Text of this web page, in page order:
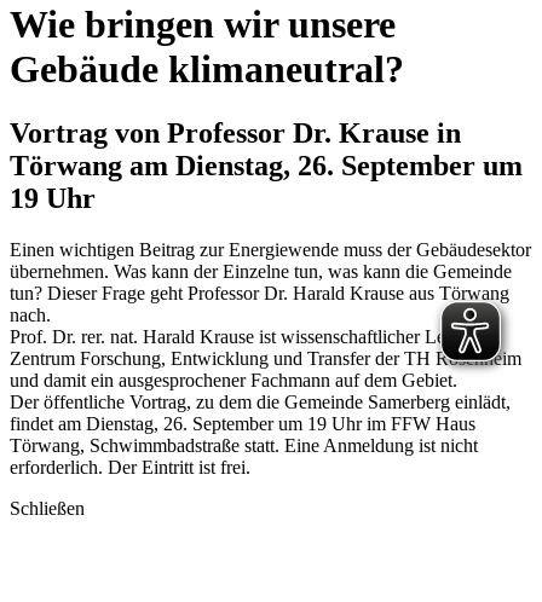
Wie bringen wir unsere
Gebäude klimaneutral?
Vortrag von Professor Dr. Krause in
Törwang am Dienstag, 26. September um
19 Uhr
Einen wichtigen Beitrag zur Energiewende muss der Gebäudesektor
übernehmen. Was kann der Einzelne tun, was kann die Gemeinde
tun? Dieser Frage geht Professor Dr. Harald Krause aus Törwang
nach.
Prof. Dr. rer. nat. Harald Krause ist wissenschaftlicher Leiter
Zentrum Forschung, Entwicklung und Transfer der TH Rosenheim
und damit ein ausgesprochener Fachmann auf dem Gebiet.
Der öffentliche Vortrag, zu dem die Gemeinde Samerberg einlädt,
findet am Dienstag, 26. September um 19 Uhr im FFW Haus
Törwang, Schwimmbadstraße statt. Eine Anmeldung ist nicht
erforderlich. Der Eintritt ist frei.
Schließen